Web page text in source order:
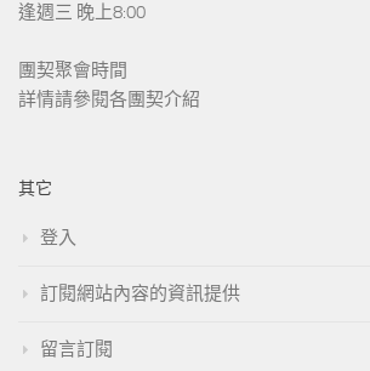
逢週三 晚上8:00
團契聚會時間
詳情請參閱各團契介紹
其它
登入
訂閱網站內容的資訊提供
留言訂閱